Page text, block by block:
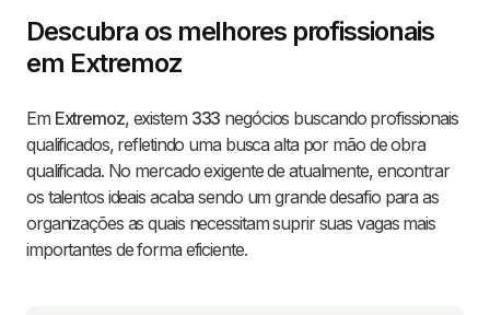
Descubra os melhores profissionais
em Extremoz
Em Extremoz, existem 333 negócios buscando profissionais
qualificados, refletindo uma busca alta por mão de obra
qualificada. No mercado exigente de atualmente, encontrar
os talentos ideais acaba sendo um grande desafio para as
organizações as quais necessitam suprir suas vagas mais
importantes de forma eficiente.